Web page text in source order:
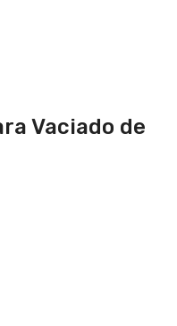
Vaciado de